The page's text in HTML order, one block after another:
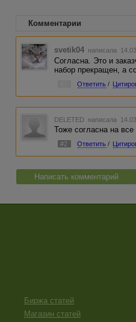
Комментарии
svetik04 написала
Согласна. Это и
набор прекращен, а
Ответить /
DELETED написала
Тоже согласна на
#2 Ответить /
Написать комментарий
Биржа статей
Магазин статей